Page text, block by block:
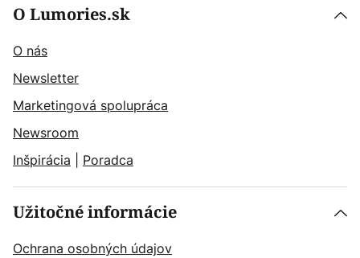
O Lumories.sk
O nás
Newsletter
Marketingová spolupráca
Newsroom
Inšpirácia
Poradca
Užitočné informácie
Ochrana osobných údajov